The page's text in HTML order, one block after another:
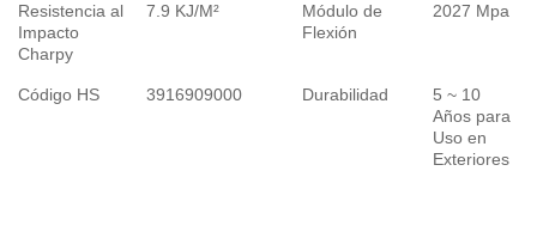
Resistencia al
Impacto
Charpy
7.9 KJ/M²
Módulo de
Flexión
2027 Mpa
Código HS 3916909000 Durabilidad
5 ~ 10
Años para
Uso en
Exteriores